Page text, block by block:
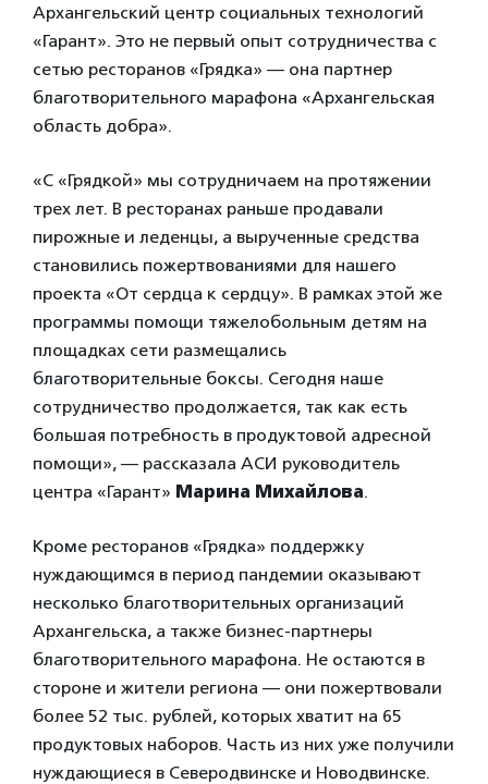
Архангельский центр социальных технологий
«Гарант». Это не первый опыт сотрудничества с
сетью ресторанов «Грядка» — она партнер
благотворительного марафона «Архангельская
область добра».
«С «Грядкой» мы сотрудничаем на протяжении
трех лет. В ресторанах раньше продавали
пирожные и леденцы, а вырученные средства
становились пожертвованиями для нашего
проекта «От сердца к сердцу». В рамках этой же
программы помощи тяжелобольным детям на
площадках сети размещались
благотворительные боксы. Сегодня наше
сотрудничество продолжается, так как есть
большая потребность в продуктовой адресной
помощи», — рассказала АСИ руководитель
центра «Гарант» Марина Михайлова.
Кроме ресторанов «Грядка» поддержку
нуждающимся в период пандемии оказывают
несколько благотворительных организаций
Архангельска, а также бизнес-партнеры
благотворительного марафона. Не остаются в
стороне и жители региона — они пожертвовали
более 52 тыс. рублей, которых хватит на 65
продуктовых наборов. Часть из них уже получили
нуждающиеся в Северодвинске и Новодвинске.